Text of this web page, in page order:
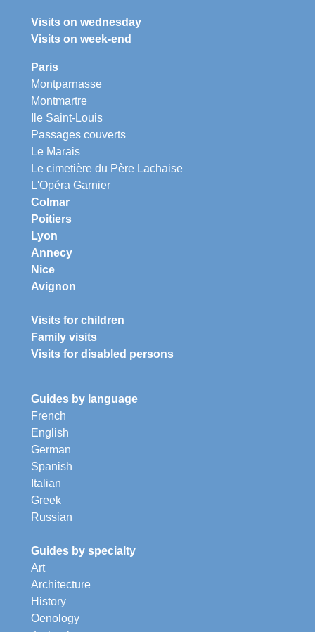
Visits on wednesday
Visits on week-end
Paris
Montparnasse
Montmartre
Ile Saint-Louis
Passages couverts
Le Marais
Le cimetière du Père Lachaise
L'Opéra Garnier
Colmar
Poitiers
Lyon
Annecy
Nice
Avignon
Visits for children
Family visits
Visits for disabled persons
Guides by language
French
English
German
Spanish
Italian
Greek
Russian
Guides by specialty
Art
Architecture
History
Oenology